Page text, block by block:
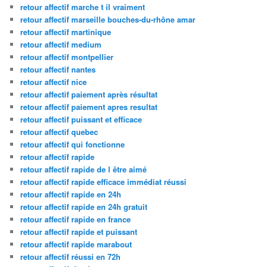
retour affectif marche t il vraiment
retour affectif marseille bouches-du-rhône amar
retour affectif martinique
retour affectif medium
retour affectif montpellier
retour affectif nantes
retour affectif nice
retour affectif paiement après résultat
retour affectif paiement apres resultat
retour affectif puissant et efficace
retour affectif quebec
retour affectif qui fonctionne
retour affectif rapide
retour affectif rapide de l être aimé
retour affectif rapide efficace immédiat réussi
retour affectif rapide en 24h
retour affectif rapide en 24h gratuit
retour affectif rapide en france
retour affectif rapide et puissant
retour affectif rapide marabout
retour affectif réussi en 72h